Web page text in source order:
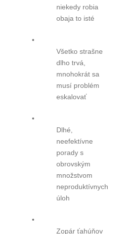
niekedy robia
obaja to isté
Všetko strašne
dlho trvá,
mnohokrát sa
musí problém
eskalovať
Dlhé,
neefektívne
porady s
obrovským
množstvom
neproduktívnych
úloh
Zopár ťahúňov